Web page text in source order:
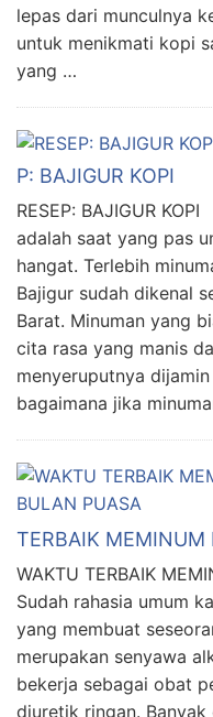
lepas dari munculnya
untuk menikmati kopi
yang …
P: BAJIGUR KOPI
RESEP: BAJIGUR
adalah saat yang pas
hangat. Terlebih
Bajigur sudah dikenal
Barat. Minuman yang
cita rasa yang manis
menyeruputnya
bagaimana jika
TERBAIK MEMINUM
WAKTU TERBAIK
Sudah rahasia umum
yang membuat
merupakan senyawa
bekerja sebagai obat
diuretik ringan.